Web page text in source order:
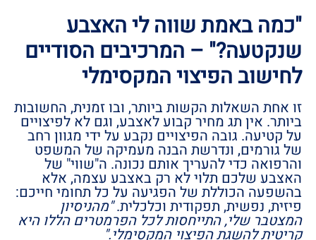
"כמה באמת שווה לי האצבע
שנקטעה?" – המרכיבים הסודיים
לחישוב הפיצוי המקסימלי
זו אחת השאלות הקשות ביותר, ובו זמנית, החשובות
ביותר. אין תג מחיר קבוע לאצבע, וגם לא לפיצויים
על קטיעה. גובה הפיצויים נקבע על ידי מגוון רחב
של גורמים, ונדרשת הבנה מעמיקה של המשפט
והרפואה כדי להעריך אותם נכונה. ה"שווי" של
האצבע שלכם תלוי לא רק באצבע עצמה, אלא
בהשפעה הכוללת של הפגיעה על כל תחומי חייכם:
פיזית, נפשית, תפקודית וכלכלית."מהניסיון
המצטבר שלי, התייחסות לכל הפרמטרים הללו היא
קריטית להשגת הפיצוי המקסימלי."